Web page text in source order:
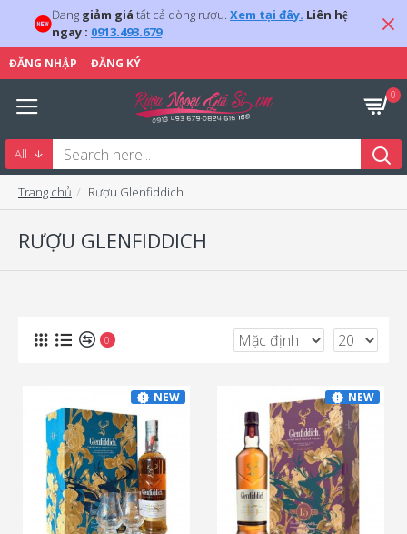
Đang giảm giá tất cả dòng rượu. Xem tại đây. Liên hệ
ngay : 0913.493.679
ĐĂNG NHẬP ĐĂNG KÝ
0
All
Trang chủ Rượu Glenfiddich
RƯỢU GLENFIDDICH
0
NEW NEW